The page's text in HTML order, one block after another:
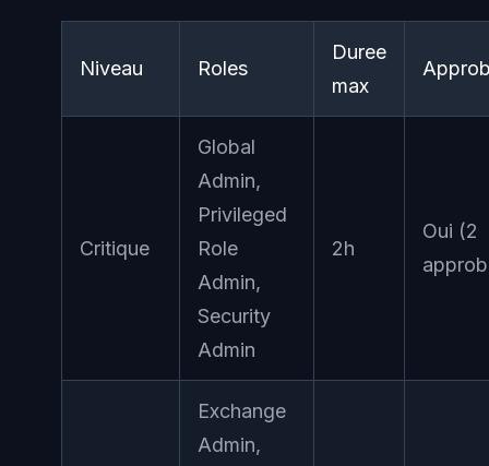
Niveau Roles
Duree
max
Critique
Global
Admin,
Privileged
Role
Admin,
Security
Admin
2h
Oui (2
Exchange
Admin,